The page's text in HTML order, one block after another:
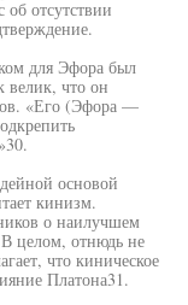
отсутствии
для Эфора был
велик, что он
«Его (Эфора —
основой
кинизм.
о наилучшем
В целом, отнюдь не
что киническое
Платона31.